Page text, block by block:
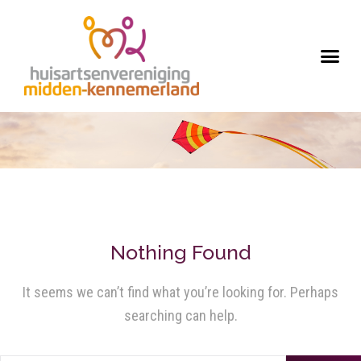
Nothing Found
It seems we can’t find what you’re looking for. Perhaps
searching can help.